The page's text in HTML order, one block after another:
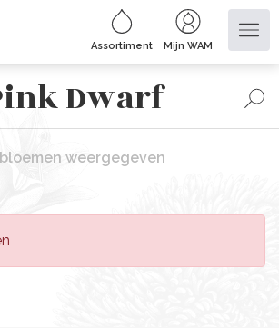
Assortiment Mijn WAM
Dwarf
weergegeven